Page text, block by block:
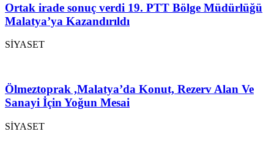
Ortak irade sonuç verdi 19. PTT Bölge Müdürlüğü
Malatya’ya Kazandırıldı
SİYASET
Ölmeztoprak ,Malatya’da Konut, Rezerv Alan Ve
Sanayi İçin Yoğun Mesai
SİYASET